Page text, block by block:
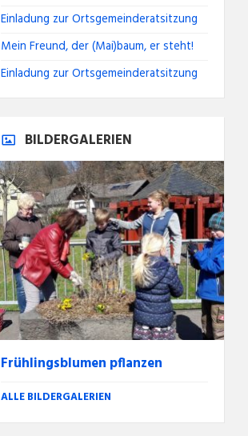
Einladung zur Ortsgemeinderatsitzung
Mein Freund, der (Mai)baum, er steht!
Einladung zur Ortsgemeinderatsitzung
BILDERGALERIEN
Frühlingsblumen pflanzen
ALLE BILDERGALERIEN